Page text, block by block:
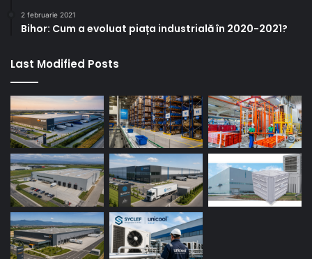
2 februarie 2021
Bihor: Cum a evoluat piața industrială în 2020-2021?
Last Modified Posts